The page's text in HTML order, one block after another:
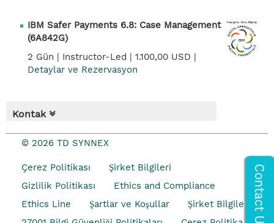
IBM Safer Payments 6.8: Case Management
(6A842G)
2 Gün | Instructor-Led | 1.100,00 USD |
Detaylar ve Rezervasyon
Kontak
© 2026 TD SYNNEX
Çerez Politikası
Şirket Bilgileri
Gizlilik Politikası
Ethics and Compliance
Ethics Line
Şartlar ve Koşullar
Şirket Bilgileri